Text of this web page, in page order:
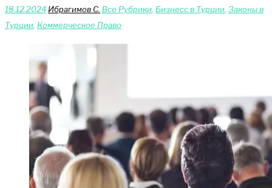
18.12.2024 Ибрагимов С. Bce Pyбрики Бизнесс в Турции Законы в
Турции Коммерческое Право